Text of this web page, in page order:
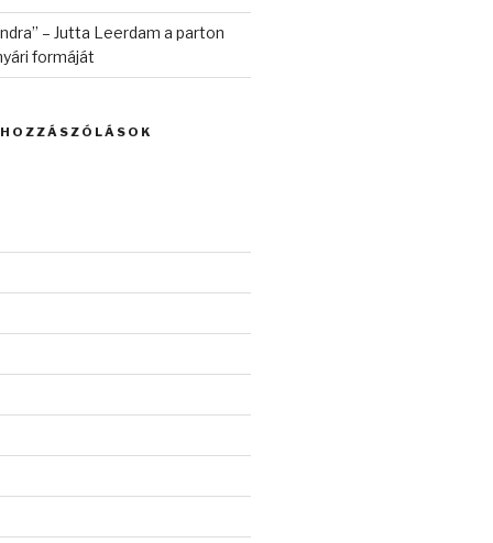
– Jutta Leerdam a parton
formáját